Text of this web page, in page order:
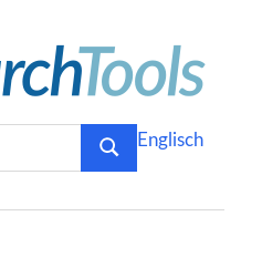
Suchen
Englisch